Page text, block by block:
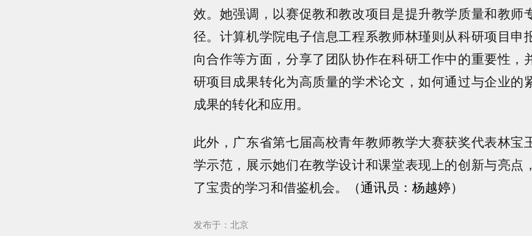
效。她强调，以赛促教和教改项目是提升教学质量和教师
径。计算机学院电子信息工程系教师林瑾则从科研项目申
向合作等方面，分享了团队协作在科研工作中的重要性，
研项目成果转化为高质量的学术论文，如何通过与企业的
成果的转化和应用。
此外，广东省第七届高校青年教师教学大赛获奖代表林宝
学示范，展示她们在教学设计和课堂表现上的创新与亮点
了宝贵的学习和借鉴机会。 （通讯员：杨越婷）
发布于：北京